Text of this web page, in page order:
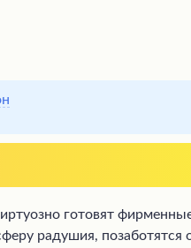
готовят
радушия,